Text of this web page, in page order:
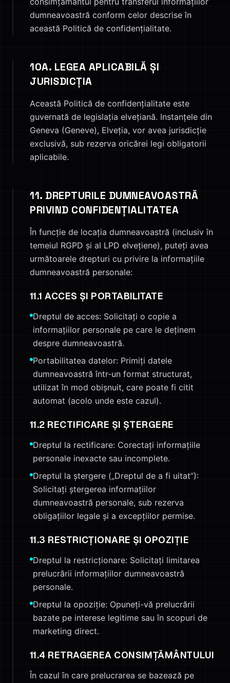
dumneavoastră conform celor descrise în
această Politică de confidențialitate.
10A. LEGEA APLICABILĂ ȘI
JURISDICȚIA
Această Politică de confidențialitate este
guvernată de legislația elvețiană. Instanțele din
Geneva (Geneve), Elveția, vor avea jurisdicție
exclusivă, sub rezerva oricărei legi obligatorii
aplicabile.
11. DREPTURILE DUMNEAVOASTRĂ
PRIVIND CONFIDENȚIALITATEA
În funcție de locația dumneavoastră (inclusiv în
temeiul RGPD și al LPD elvețiene), puteți avea
următoarele drepturi cu privire la informațiile
dumneavoastră personale:
11.1 ACCES ȘI PORTABILITATE
Dreptul de acces: Solicitați o copie a
informațiilor personale pe care le deținem
despre dumneavoastră.
Portabilitatea datelor: Primiți datele
dumneavoastră într-un format structurat,
utilizat în mod obișnuit, care poate fi citit
automat (acolo unde este cazul).
11.2 RECTIFICARE ȘI ȘTERGERE
Dreptul la rectificare: Corectați informațiile
personale inexacte sau incomplete.
Dreptul la ștergere („Dreptul de a fi uitat”):
Solicitați ștergerea informațiilor
dumneavoastră personale, sub rezerva
obligațiilor legale și a excepțiilor permise.
11.3 RESTRICȚIONARE ȘI OPOZIȚIE
Dreptul la restricționare: Solicitați limitarea
prelucrării informațiilor dumneavoastră
personale.
Dreptul la opoziție: Opuneți-vă prelucrării
bazate pe interese legitime sau în scopuri de
marketing direct.
11.4 RETRAGEREA CONSIMȚĂMÂNTULUI
În cazul în care prelucrarea se bazează pe